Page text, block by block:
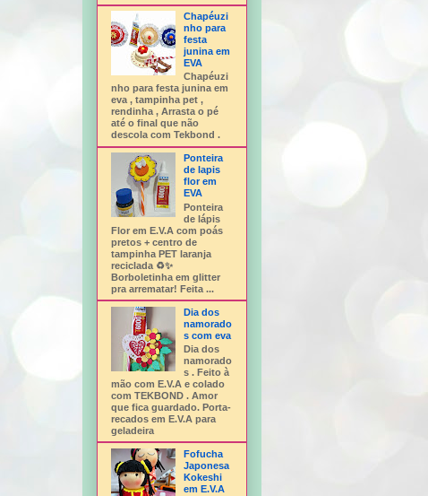
Chapéuzi
nho para
festa
junina em
EVA
Chapéuzi
nho para festa junina em
eva , tampinha pet ,
rendinha , Arrasta o pé
até o final que não
descola com Tekbond .
Ponteira
de lapis
flor em
EVA
Ponteira
de lápis
Flor em E.V.A com poás
pretos + centro de
tampinha PET laranja
reciclada ♻️✨
Borboletinha em glitter
pra arrematar! Feita ...
Dia dos
namorado
s com eva
Dia dos
namorado
s . Feito à
mão com E.V.A e colado
com TEKBOND . Amor
que fica guardado. Porta-
recados em E.V.A para
geladeira
Fofucha
Japonesa
Kokeshi
em E.V.A